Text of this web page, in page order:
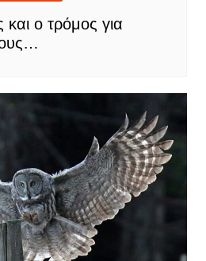
ο τρόμος για